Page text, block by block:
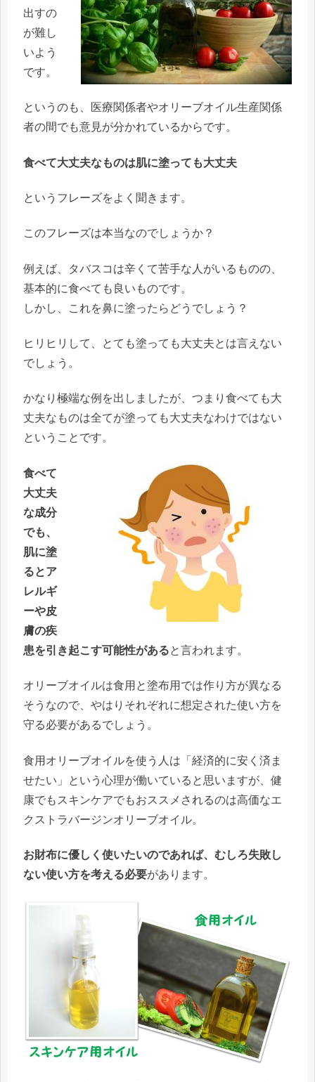
出すの
が難し
いよう
です。
というのも、医療関係者やオリーブオイル生産関係
者の間でも意見が分かれているからです。
食べて大丈夫なものは肌に塗っても大丈夫
というフレーズをよく聞きます。
このフレーズは本当なのでしょうか？
例えば、タバスコは辛くて苦手な人がいるものの、
基本的に食べても良いものです。
しかし、これを鼻に塗ったらどうでしょう？
ヒリヒリして、とても塗っても大丈夫とは言えない
でしょう。
かなり極端な例を出しましたが、つまり食べても大
丈夫なものは全てが塗っても大丈夫なわけではない
ということです。
食べて
大丈夫
な成分
でも、
肌に塗
るとア
レルギ
ーや皮
膚の疾
患を引き起こす可能性があると言われます。
オリーブオイルは食用と塗布用では作り方が異なる
そうなので、やはりそれぞれに想定された使い方を
守る必要があるでしょう。
食用オリーブオイルを使う人は「経済的に安く済ま
せたい」という心理が働いていると思いますが、健
康でもスキンケアでもおススメされるのは高価なエ
クストラバージンオリーブオイル。
お財布に優しく使いたいのであれば、むしろ失敗し
ない使い方を考える必要があります。